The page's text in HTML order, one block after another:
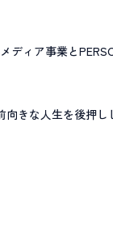
ィア事業と
向きな人生を後押し